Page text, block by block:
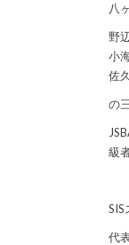
八
野
小
佐
の
級
代